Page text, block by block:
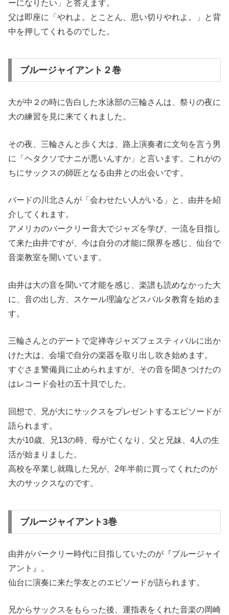
ーになりたい」と答えます。
父は即座に「やれよ。とことん、思い切りやれよ。」と背
中を押してくれるのでした。
ブルージャイアント２巻
大が中２の時に告白した水泳部の三輪さんは、祭りの夜に
大の練習を見に来てくれました。
その夜、三輪さんと歩く大は、路上演奏者に文句を言う男
に「ヘタクソでナニが悪いんすか」と言います。これがの
ちにサックスの師匠となる由井との出会いです。
バードの川北さんが「会わせたい人がいる」と、由井を紹
介してくれます。
アメリカのバークリー音大でジャズを学び、一流を目指し
て来た由井ですが、今は自分の才能に限界を感じ、仙台で
音楽教室を開いています。
由井は大の音を聞いて才能を感じ、楽譜も読めなかった大
に、音の出し方、スケール理論などスパルタ教育を始めま
す。
三輪さんとのデートで定禅寺ジャズフェスティバルに出か
けた大は、会場で自分の楽器を取り出し吹き始めます。
すぐさま警備員に止められますが、その音を聞きつけたの
はレコード会社の五十貝でした。
回想で、兄が大にサックスをプレゼントするエピソードが
語られます。
大が10歳、兄13の時、母が亡くなり、父と兄妹、4人の生
活が始まりました。
高校を卒業し就職した兄が、2年半前に買ってくれたのが
大のサックスなのです。
ブルージャイアント3巻
由井がバークリー時代に目指していたのが『ブルージャイ
アント』。
仙台に演奏に来た学友とのエピソードが語られます。
兄からサックスをもらった後、運指表をくれた音楽の岡崎